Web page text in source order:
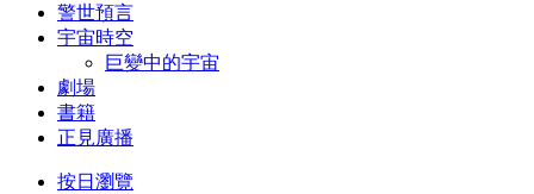
警世預言
宇宙時空
巨變中的宇宙
劇場
書籍
正見廣播
按日瀏覽